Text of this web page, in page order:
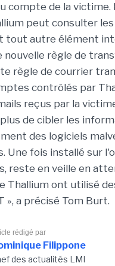
compte de la
peut consulter
tout autre élément
nouvelle règle de
règle de courrier
contrôlés par
reçus par la
de cibler les
des logiciels
Une fois installé sur
reste en veille en
Thallium ont utilisé
», a précisé Tom Burt.
rédigé par
Filippone
des actualités LMI